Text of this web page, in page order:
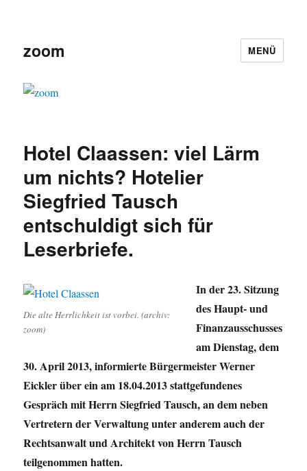
zoom MENÜ
Hotel Claassen: viel Lärm
um nichts? Hotelier
Siegfried Tausch
entschuldigt sich für
Leserbriefe.
Die alte Herrlichkeit ist vorbei. (archiv:
zoom)
In der 23. Sitzung
des Haupt- und
Finanzausschusses
am Dienstag, dem
30. April 2013, informierte Bürgermeister Werner
Eickler über ein am 18.04.2013 stattgefundenes
Gespräch mit Herrn Siegfried Tausch, an dem neben
Vertretern der Verwaltung unter anderem auch der
Rechtsanwalt und Architekt von Herrn Tausch
teilgenommen hatten.